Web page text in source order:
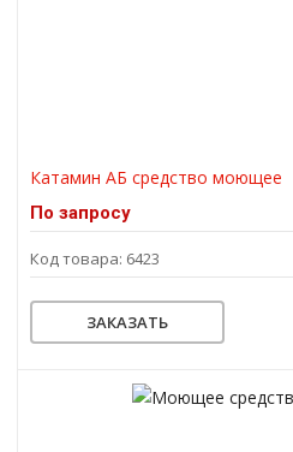
Катамин АБ средство моющее
По запросу
Код товара: 6423
ЗАКАЗАТЬ